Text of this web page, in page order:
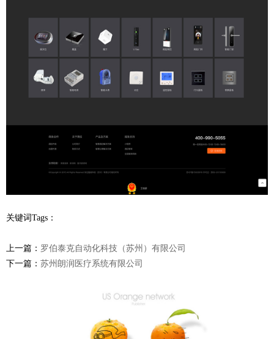
关键词Tags：
上一篇： 罗伯泰克自动化科技（苏州）有限公司
下一篇： 苏州朗润医疗系统有限公司